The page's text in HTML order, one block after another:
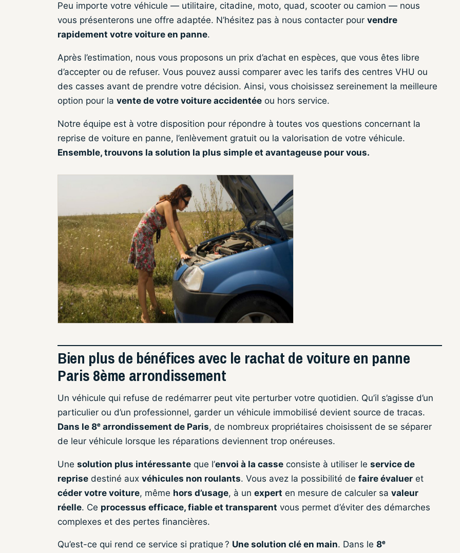
Peu importe votre véhicule — utilitaire, citadine, moto, quad, scooter ou camion — nous
vous présenterons une offre adaptée. N’hésitez pas à nous contacter pour vendre
rapidement votre voiture en panne.
Après l’estimation, nous vous proposons un prix d’achat en espèces, que vous êtes libre
d’accepter ou de refuser. Vous pouvez aussi comparer avec les tarifs des centres VHU ou
des casses avant de prendre votre décision. Ainsi, vous choisissez sereinement la meilleure
option pour la vente de votre voiture accidentée ou hors service.
Notre équipe est à votre disposition pour répondre à toutes vos questions concernant la
reprise de voiture en panne, l’enlèvement gratuit ou la valorisation de votre véhicule.
Ensemble, trouvons la solution la plus simple et avantageuse pour vous.
Bien plus de bénéfices avec le rachat de voiture en panne
Paris 8ème arrondissement
Un véhicule qui refuse de redémarrer peut vite perturber votre quotidien. Qu’il s’agisse d’un
particulier ou d’un professionnel, garder un véhicule immobilisé devient source de tracas.
Dans le 8ᵉ arrondissement de Paris, de nombreux propriétaires choisissent de se séparer
de leur véhicule lorsque les réparations deviennent trop onéreuses.
Une solution plus intéressante que l’envoi à la casse consiste à utiliser le service de
reprise destiné aux véhicules non roulants. Vous avez la possibilité de faire évaluer et
céder votre voiture, même hors d’usage, à un expert en mesure de calculer sa valeur
réelle. Ce processus efficace, fiable et transparent vous permet d’éviter des démarches
complexes et des pertes financières.
Qu’est-ce qui rend ce service si pratique ? Une solution clé en main. Dans le 8ᵉ